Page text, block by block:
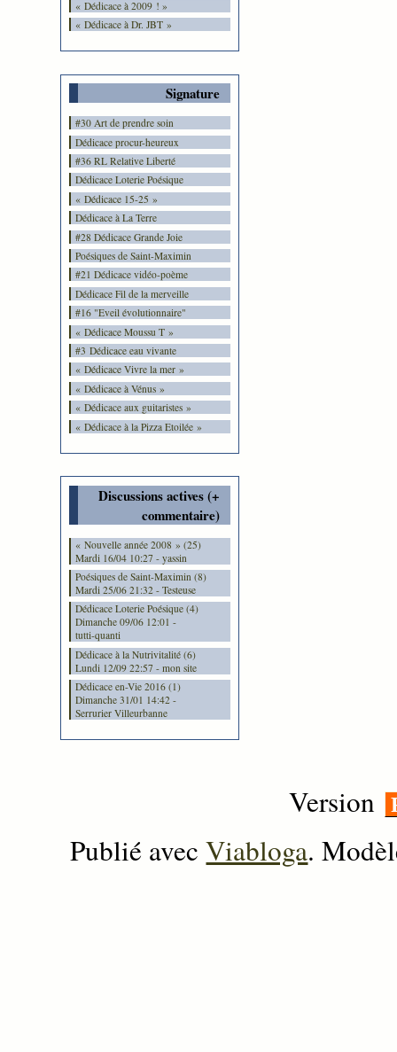
« Dédicace à 2009 ! »
« Dédicace à Dr. JBT »
Signature
#30 Art de prendre soin
Dédicace procur-heureux
#36 RL Relative Liberté
Dédicace Loterie Poésique
« Dédicace 15-25 »
Dédicace à La Terre
#28 Dédicace Grande Joie
Poésiques de Saint-Maximin
#21 Dédicace vidéo-poème
Dédicace Fil de la merveille
#16 "Eveil évolutionnaire"
« Dédicace Moussu T »
#3 Dédicace eau vivante
« Dédicace Vivre la mer »
« Dédicace à Vénus »
« Dédicace aux guitaristes »
« Dédicace à la Pizza Etoilée »
Discussions actives (+
commentaire)
« Nouvelle année 2008 » (25)
Mardi 16/04 10:27 - yassin
Poésiques de Saint-Maximin (8)
Mardi 25/06 21:32 - Testeuse
Dédicace Loterie Poésique (4)
Dimanche 09/06 12:01 -
tutti-quanti
Dédicace à la Nutrivitalité (6)
Lundi 12/09 22:57 - mon site
Dédicace en-Vie 2016 (1)
Dimanche 31/01 14:42 -
Serrurier Villeurbanne
Version
Publié avecViabloga.